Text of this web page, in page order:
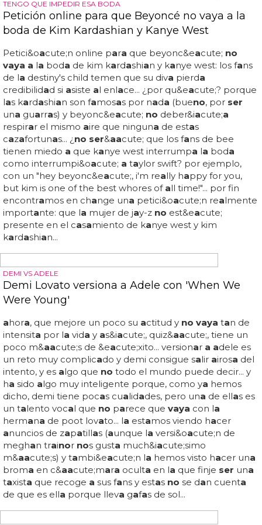
escolar"... por otro lado, el instituto de pol&i
familiar de baleares pla neadenunciar el v&iacute;deo
ante l aoficinade derechos del menor, y el pp h
educaci&oacute;n... ¿teacuerda s de 'maric&oacute;n' de
sama nth ahudson, el maravilloso videoclip para los...
en directo
Leticia sabater ¿lesbi
unachicay besarlacon pasi&oacute;n delante de todo
el p&uacute;blico... y en unode esos conciertos
cogi&oacute;aun achicadel p&ua cute;blico y
empez&oacute;aenrollarse con ella, porque l aleti es
as&iacute; de espont&aa cute;ne ay esta mos seguros de
queno lo hizo pa rallamar la atenci&oacute;n y queno
nos olvid&a acute;ramos de ella...vaya vaya, p arece que
leticiasabater llega13a ños tardeaversionar uno
momentos m&aacute;s m&iacute;ticos de lacarrera
madonna, de britney spears y de l atelevisi&oacute;n en
general... el caso es que leticia noparadeactu
bares y clubes de españay del mundo, y aque con el
rollo de la salchipapahaconseguido...